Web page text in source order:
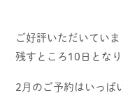
ご好評いただいてい
残すところ10日となり
2月のご予約はいっぱ